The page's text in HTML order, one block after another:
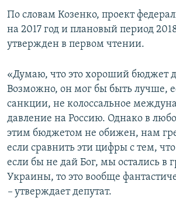
По словам Козенко, проект
на 2017 год и плановый период
утвержден в первом чтении.
«Думаю, что это хороший бюджет
Возможно, он мог бы быть лучше,
санкции, не колоссальное
давление на Россию. Однако в
этим бюджетом не обижен, нам
если сравнить эти цифры с тем,
если бы не дай Бог, мы остались в
Украины, то это вообще
– утверждает депутат.